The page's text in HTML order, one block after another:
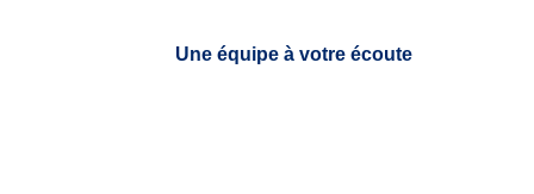
Une équipe à votre écoute